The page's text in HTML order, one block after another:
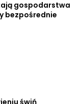
gospodarstwa
bezpośrednie
świń